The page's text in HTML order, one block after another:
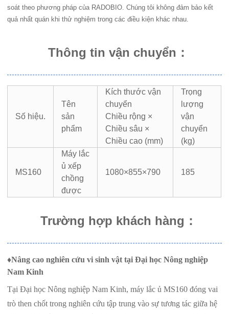
soát theo phương pháp của RADOBIO. Chúng tôi không đảm bảo kết
quả nhất quán khi thử nghiệm trong các điều kiện khác nhau.
Thông tin vận chuyển ：
Số hiệu.
Tên
sản
phẩm
Kích thước vận
chuyển
Chiều rộng ×
Chiều sâu ×
Chiều cao (mm)
Trọng
lượng
vận
chuyển
(kg)
MS160
Máy lắc
ủ xếp
chồng
được
1080×855×790 185
Trường hợp khách hàng ：
♦Nâng cao nghiên cứu vi sinh vật tại Đại học Nông nghiệp
Nam Kinh
Tại Đại học Nông nghiệp Nam Kinh, máy lắc ủ MS160 đóng vai
trò then chốt trong nghiên cứu tập trung vào sự tương tác giữa hệ